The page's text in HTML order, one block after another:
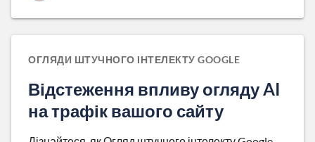
ОГЛЯДИ ШТУЧНОГО ІНТЕЛЕКТУ GOOGLE
Відстеження впливу огляду AI
на трафік вашого сайту